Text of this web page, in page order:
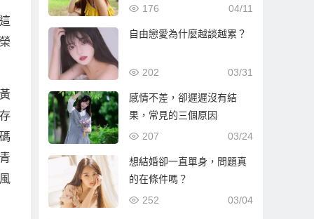
04/11
176
自由戀愛為什麼越談越累？
03/31
202
感情不差，卻遲遲沒有結
果，常見的三個原因
03/24
207
想結婚卻一直單身，問題真
的在條件嗎？
03/04
252